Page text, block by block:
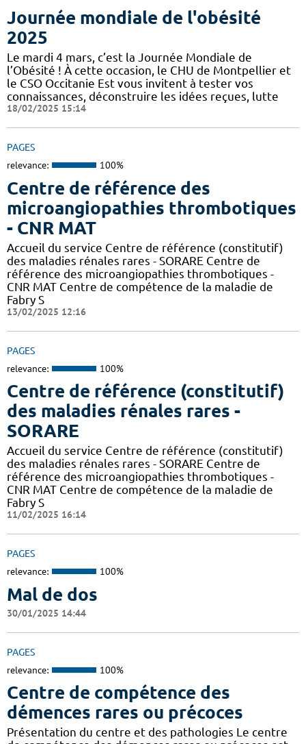
Journée mondiale de l'obésité
2025
Le mardi 4 mars, c’est la Journée Mondiale de
l’Obésité ! À cette occasion, le CHU de Montpellier et
le CSO Occitanie Est vous invitent à tester vos
connaissances, déconstruire les idées reçues, lutte
18/02/2025 15:14
PAGES
relevance: 100%
Centre de référence des
microangiopathies thrombotiques
- CNR MAT
Accueil du service Centre de référence (constitutif)
des maladies rénales rares - SORARE Centre de
référence des microangiopathies thrombotiques -
CNR MAT Centre de compétence de la maladie de
Fabry S
13/02/2025 12:16
PAGES
relevance: 100%
Centre de référence (constitutif)
des maladies rénales rares -
SORARE
Accueil du service Centre de référence (constitutif)
des maladies rénales rares - SORARE Centre de
référence des microangiopathies thrombotiques -
CNR MAT Centre de compétence de la maladie de
Fabry S
11/02/2025 16:14
PAGES
relevance: 100%
Mal de dos
30/01/2025 14:44
PAGES
relevance: 100%
Centre de compétence des
démences rares ou précoces
Présentation du centre et des pathologies Le centre